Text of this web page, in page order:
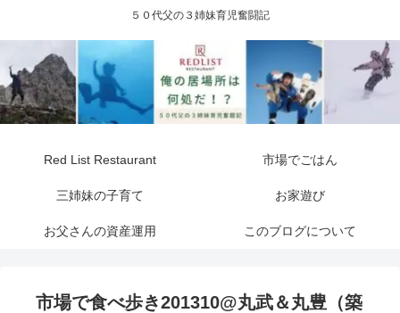
５０代父の３姉妹育児奮闘記
Red List Restaurant 市場でごはん
三姉妹の子育て お家遊び
お父さんの資産運用 このブログについて
市場で食べ歩き201310@丸武＆丸豊（築